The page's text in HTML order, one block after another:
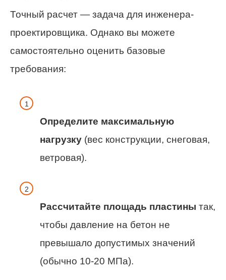
Точный расчет — задача для инженера-
проектировщика. Однако вы можете
самостоятельно оценить базовые
требования:
Определите максимальную
нагрузку (вес конструкции, снеговая,
ветровая).
Рассчитайте площадь пластины так,
чтобы давление на бетон не
превышало допустимых значений
(обычно 10-20 МПа).